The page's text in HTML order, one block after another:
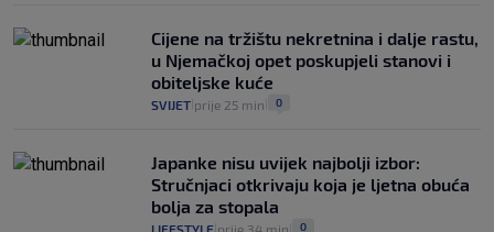
Cijene na tržištu nekretnina i dalje rastu,
u Njemačkoj opet poskupjeli stanovi i
obiteljske kuće
SVIJET prije 25 min 0
Japanke nisu uvijek najbolji izbor:
Stručnjaci otkrivaju koja je ljetna obuća
bolja za stopala
LIFESTYLE prije 34 min 0